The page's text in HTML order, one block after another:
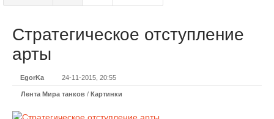
Стратегическое отступление
арты
EgorKa 24-11-2015, 20:55
Лента Мира танков / Картинки